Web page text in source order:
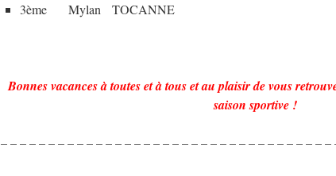
3ème Mylan TOCANNE
Bonnes vacances à toutes et à tous et au plaisir de vous
saison sportive !
– – – – – – – – – – – – – – – – – – – – – – – – – – – – – – – – – – –